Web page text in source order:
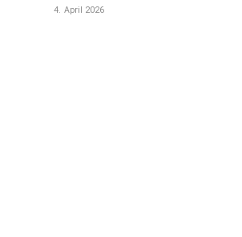
4. April 2026